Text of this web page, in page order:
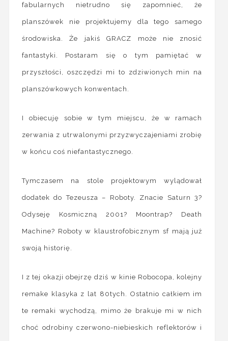
fabularnych nietrudno się zapomnieć, że
planszówek nie projektujemy dla tego samego
środowiska. Że jakiś GRACZ może nie znosić
fantastyki. Postaram się o tym pamiętać w
przyszłości, oszczędzi mi to zdziwionych min na
planszówkowych konwentach.
I obiecuję sobie w tym miejscu, że w ramach
zerwania z utrwalonymi przyzwyczajeniami zrobię
w końcu coś niefantastycznego.
Tymczasem na stole projektowym wylądował
dodatek do Tezeusza – Roboty. Znacie Saturn 3?
Odyseję Kosmiczną 2001? Moontrap? Death
Machine? Roboty w klaustrofobicznym sf mają już
swoją historię.
I z tej okazji obejrzę dziś w kinie Robocopa, kolejny
remake klasyka z lat 80tych. Ostatnio całkiem im
te remaki wychodzą, mimo że brakuje mi w nich
choć odrobiny czerwono-niebieskich reflektorów i